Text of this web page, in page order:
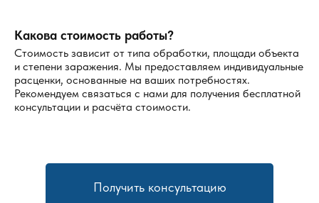
Какова стоимость работы?
Стоимость зависит от типа обработки, площади объекта
и степени заражения. Мы предоставляем индивидуальные
расценки, основанные на ваших потребностях.
Рекомендуем связаться с нами для получения бесплатной
консультации и расчёта стоимости.
Получить консультацию